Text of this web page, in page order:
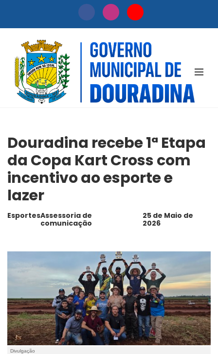
NOTÍCIAS
Douradina recebe 1ª Etapa
da Copa Kart Cross com
incentivo ao esporte e
lazer
EsportesAssessoria de
comunicação
25 de Maio de
2026
Divulgação